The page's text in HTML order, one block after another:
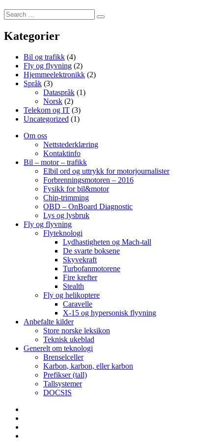
Search
for:
Search
Kategorier
Bil og trafikk (4)
Fly og flyvning (2)
Hjemmeelektronikk (2)
Språk (3)
Dataspråk (1)
Norsk (2)
Telekom og IT (3)
Uncategorized (1)
Om oss
Nettstederklæring
Kontaktinfo
Bil – motor – trafikk
Elbil ord og uttrykk for motorjournalister
Forbrenningsmotoren – 2016
Fysikk for bil&motor
Chip-trimming
OBD – OnBoard Diagnostic
Lys og lysbruk
Fly og flyvning
Flyteknologi
Lydhastigheten og Mach-tall
De svarte boksene
Skyvekraft
Turbofanmotorene
Fire krefter
Stealth
Fly og helikoptere
Caravelle
X-15 og hypersonisk flyvning
Anbefalte kilder
Store norske leksikon
Teknisk ukeblad
Generelt om teknologi
Brenselceller
Karbon, karbon, eller karbon
Prefikser (tall)
Tallsystemer
DOCSIS